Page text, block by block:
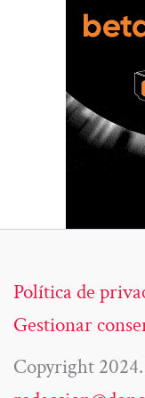
Política de
Gestionar
Copyright